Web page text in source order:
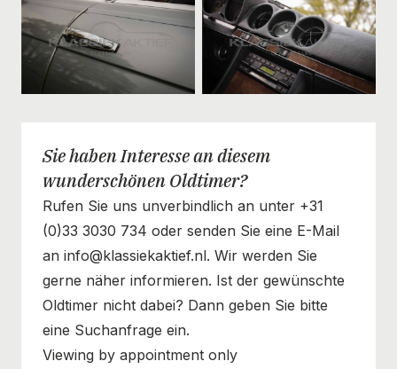
Sie haben Interesse an diesem
wunderschönen Oldtimer?
Rufen Sie uns unverbindlich an unter +31
(0)33 3030 734 oder senden Sie eine E-Mail
an info@klassiekaktief.nl. Wir werden Sie
gerne näher informieren. Ist der gewünschte
Oldtimer nicht dabei? Dann geben Sie bitte
eine Suchanfrage ein.
Viewing by appointment only